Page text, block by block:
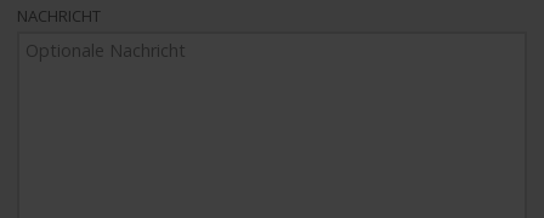
NACHRICHT